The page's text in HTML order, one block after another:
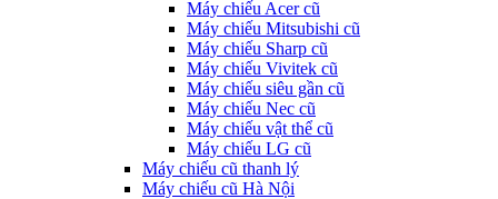
Máy chiếu Acer cũ
Máy chiếu Mitsubishi cũ
Máy chiếu Sharp cũ
Máy chiếu Vivitek cũ
Máy chiếu siêu gần cũ
Máy chiếu Nec cũ
Máy chiếu vật thể cũ
Máy chiếu LG cũ
Máy chiếu cũ thanh lý
Máy chiếu cũ Hà Nội